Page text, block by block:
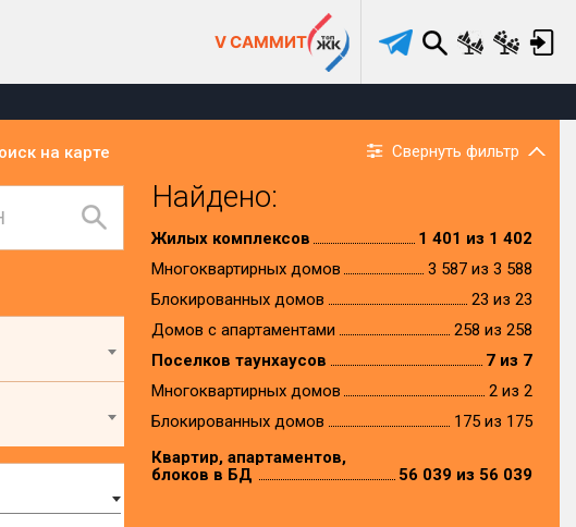
V САММИТ
на карте Свернуть фильтр
Найдено:
Жилых комплексов
1 401 из 1 402
Многоквартирных домов
3 587 из 3 588
Блокированных домов
23 из 23
Домов с апартаментами
258 из 258
Поселков таунхаусов
7 из 7
Многоквартирных домов
2 из 2
Блокированных домов
175 из 175
Квартир, апартаментов,
блоков в БД
56 039 из 56 039